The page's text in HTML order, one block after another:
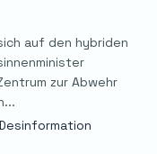
auf den hybriden
zur Abwehr